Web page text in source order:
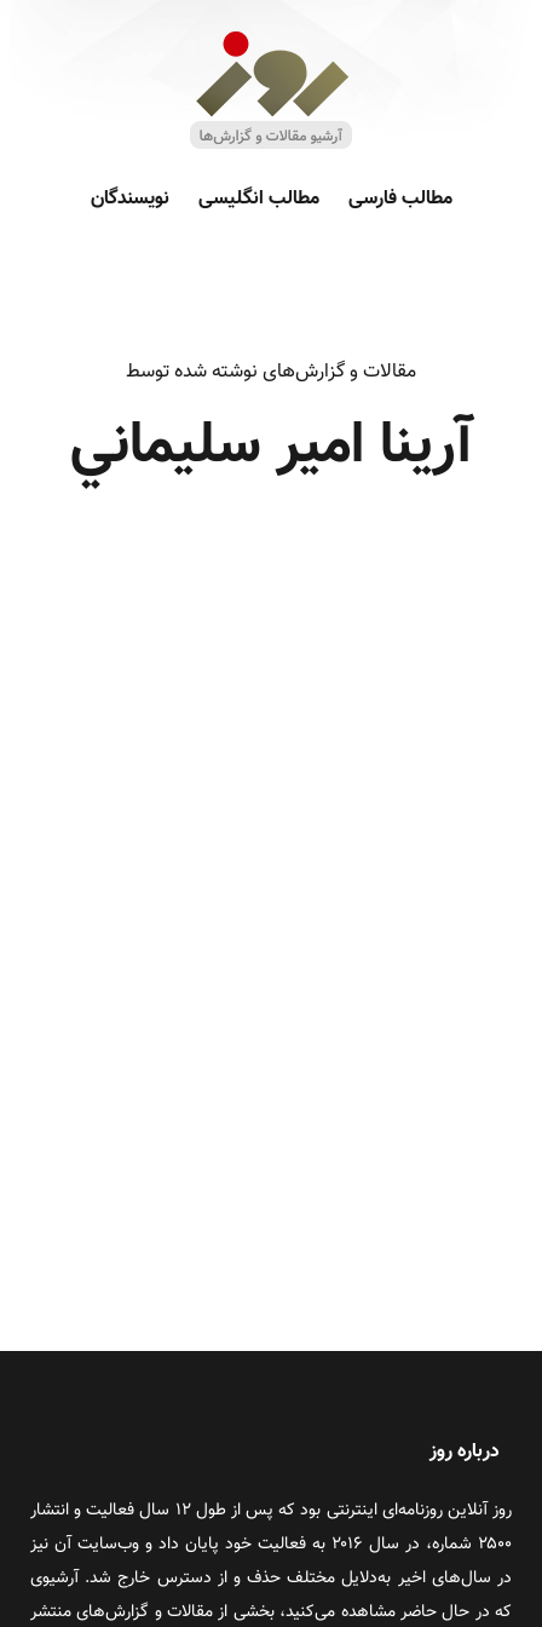
مطالب فارسی مطالب انگلیسی نویسندگان
مقالات و گزارش‌های نوشته شده توسط
آرينا امير سليماني
درباره روز
روز آنلاین روزنامه‌ای اینترنتی بود که پس از طول ۱۲ سال فعالیت و انتشار
۲۵۰۰ شماره، در سال ۲۰۱۶ به فعالیت خود پایان داد و وب‌سایت آن نیز
در سال‌های اخیر به‌دلایل مختلف حذف و از دسترس خارج شد. آرشیوی
که در حال حاضر مشاهده می‌کنید، بخشی از مقالات و گزارش‌های منتشر